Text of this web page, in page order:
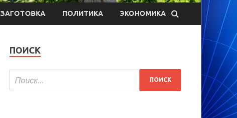
ЗАГОТОВКА ПОЛИТИКА ЭКОНОМИКА
ПОИСК